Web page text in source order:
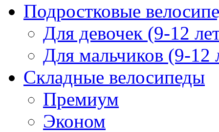
Подростковые
Для девочек (9-12
Для мальчиков (9-12
Складные велосипеды
Премиум
Эконом